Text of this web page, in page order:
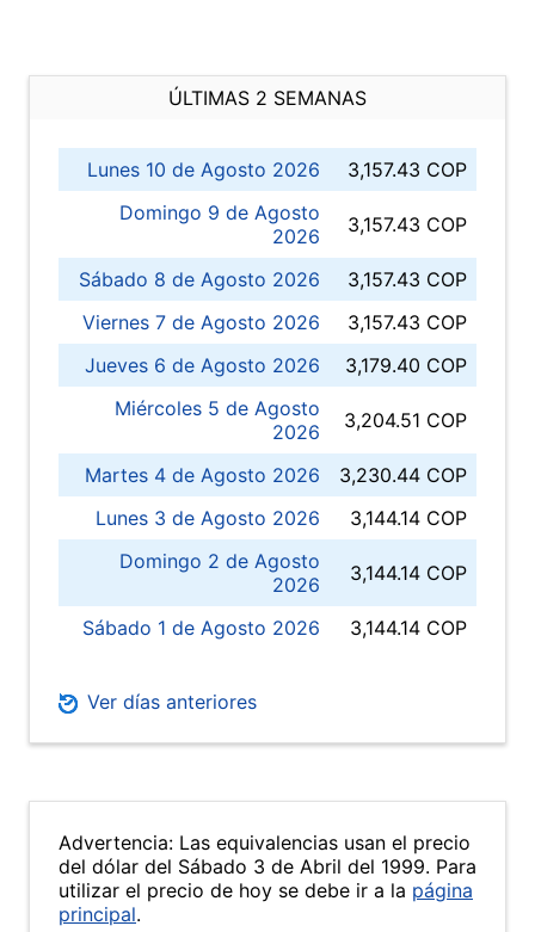
ÚLTIMAS 2 SEMANAS
Lunes 10 de Agosto 2026
3,157.43 COP
Domingo 9 de Agosto
2026
3,157.43 COP
Sábado 8 de Agosto 2026
3,157.43 COP
Viernes 7 de Agosto 2026
3,157.43 COP
Jueves 6 de Agosto 2026
3,179.40 COP
Miércoles 5 de Agosto
2026
3,204.51 COP
Martes 4 de Agosto 2026
3,230.44 COP
Lunes 3 de Agosto 2026
3,144.14 COP
Domingo 2 de Agosto
2026
3,144.14 COP
Sábado 1 de Agosto 2026 3,144.14 COP
Ver días anteriores
Advertencia: Las equivalencias usan el precio
del dólar del Sábado 3 de Abril del 1999. Para
utilizar el precio de hoy se debe ir a la página
principal.